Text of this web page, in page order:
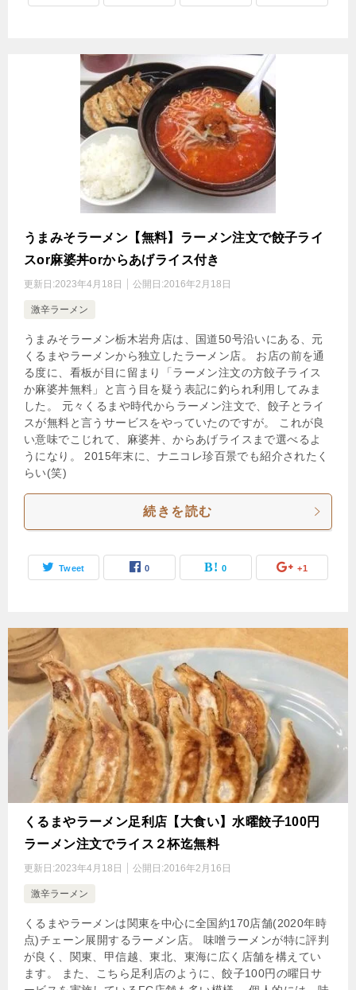
うまみそラーメン【無料】ラーメン注文で餃子ライ
スor麻婆丼orからあげライス付き
更新日:2023年4月18日 公開日:2016年2月18日
激辛ラーメン
うまみそラーメン栃木岩舟店は、国道50号沿いにある、元
くるまやラーメンから独立したラーメン店。 お店の前を通
る度に、看板が目に留まり「ラーメン注文の方餃子ライス
か麻婆丼無料」と言う目を疑う表記に釣られ利用してみま
した。 元々くるまや時代からラーメン注文で、餃子とライ
スが無料と言うサービスをやっていたのですが。 これが良
い意味でこじれて、麻婆丼、からあげライスまで選べるよ
うになり。 2015年末に、ナニコレ珍百景でも紹介されたく
らい(笑)
続きを読む
Tweet 0 0 +1
くるまやラーメン足利店【大食い】水曜餃子100円
ラーメン注文でライス２杯迄無料
更新日:2023年4月18日 公開日:2016年2月16日
激辛ラーメン
くるまやラーメンは関東を中心に全国約170店舗(2020年時
点)チェーン展開するラーメン店。 味噌ラーメンが特に評判
が良く、関東、甲信越、東北、東海に広く店舗を構えてい
ます。 また、こちら足利店のように、餃子100円の曜日サ